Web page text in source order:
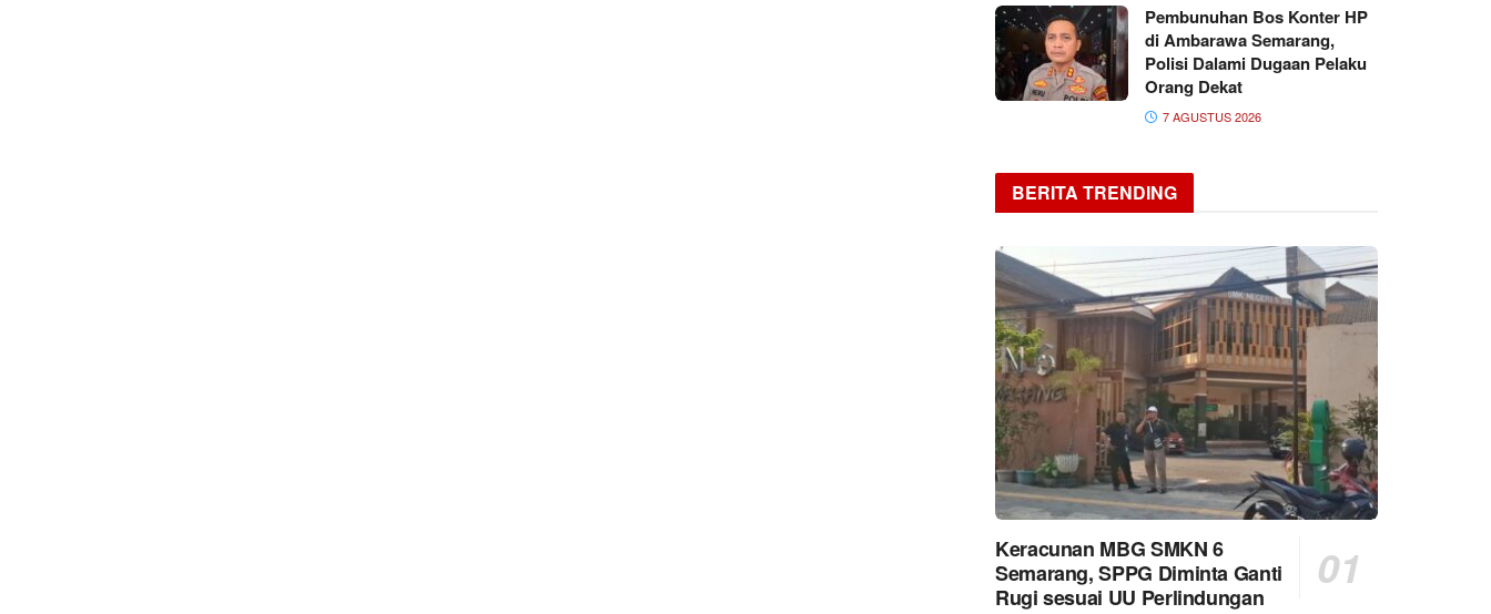
Pembunuhan Bos Konter HP
di Ambarawa Semarang,
Polisi Dalami Dugaan Pelaku
Orang Dekat
7 AGUSTUS 2026
BERITA TRENDING
Keracunan MBG SMKN 6
Semarang, SPPG Diminta Ganti
Rugi sesuai UU Perlindungan